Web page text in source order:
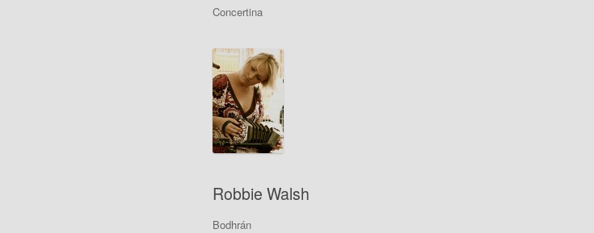
Concertina
Robbie Walsh
Bodhrán